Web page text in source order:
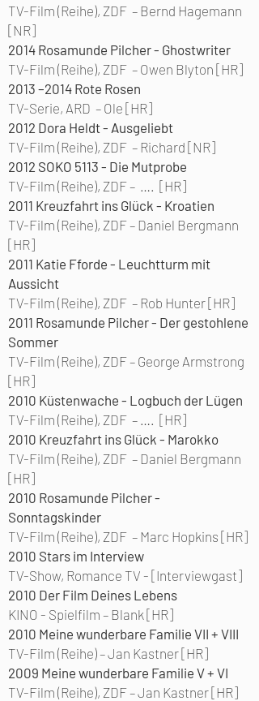
TV-Film (Reihe), ZDF – Bernd Hagemann
[NR]
2014 Rosamunde Pilcher - Ghostwriter
TV-Film (Reihe), ZDF – Owen Blyton [HR]
2013 –2014 Rote Rosen
TV-Serie, ARD – Ole [HR]
2012 Dora Heldt - Ausgeliebt
TV-Film (Reihe), ZDF – Richard [NR]
2012 SOKO 5113 - Die Mutprobe
TV-Film (Reihe), ZDF – …. [HR]
2011 Kreuzfahrt ins Glück - Kroatien
TV-Film (Reihe), ZDF – Daniel Bergmann
[HR]
2011 Katie Fforde - Leuchtturm mit
Aussicht
TV-Film (Reihe), ZDF – Rob Hunter [HR]
2011 Rosamunde Pilcher - Der gestohlene
Sommer
TV-Film (Reihe), ZDF – George Armstrong
[HR]
2010 Küstenwache - Logbuch der Lügen
TV-Film (Reihe), ZDF – …. [HR]
2010 Kreuzfahrt ins Glück - Marokko
TV-Film (Reihe), ZDF – Daniel Bergmann
[HR]
2010 Rosamunde Pilcher -
Sonntagskinder
TV-Film (Reihe), ZDF – Marc Hopkins [HR]
2010 Stars im Interview
TV-Show, Romance TV - [Interviewgast]
2010 Der Film Deines Lebens
KINO - Spielfilm – Blank [HR]
2010 Meine wunderbare Familie VII + VIII
TV-Film (Reihe) – Jan Kastner [HR]
2009 Meine wunderbare Familie V + VI
TV-Film (Reihe), ZDF –Jan Kastner [HR]